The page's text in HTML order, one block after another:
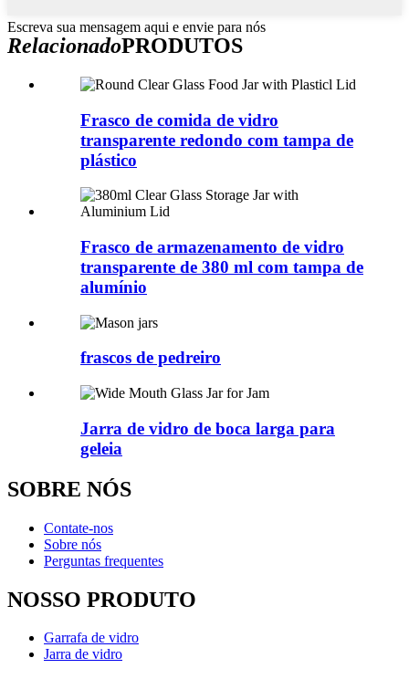
Escreva sua mensagem aqui e envie para nós
RelacionadoPRODUTOS
Frasco de comida de vidro
transparente redondo com tampa de
plástico
Frasco de armazenamento de vidro
transparente de 380 ml com tampa de
alumínio
frascos de pedreiro
Jarra de vidro de boca larga para
geleia
SOBRE NÓS
Contate-nos
Sobre nós
Perguntas frequentes
NOSSO PRODUTO
Garrafa de vidro
Jarra de vidro